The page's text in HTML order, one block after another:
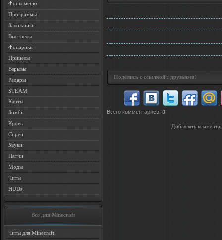
Фоны меню
Программы
Заложники
Выстрелы
Фонарики
Прицелы
Взрывы
Радары
STEAM
Карты
Зомби
Кровь
Спреи
Звуки
Патчи
Моды
Читы
HUDs
Все для Minecraft
Читы для Minecraft
Поделись с ссылкой с друзьями!
Всего комментариев: 0
Добавлять